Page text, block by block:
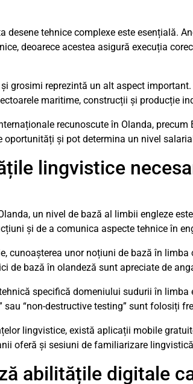
desene tehnice complexe este esențială.
deoarece acestea asigură execuția
grosimi reprezintă un alt aspect
maritime, construcții și producție
recunoscute în Olanda,
oportunități și pot determina un nivel
lingvistice
un nivel de bază al limbii engleze
și de a comunica aspecte tehnice în
cunoașterea unor noțiuni de bază în
de bază în olandeză sunt apreciate de
specifică domeniului sudurii în limba
sau “non-destructive testing” sunt folosiți
lingvistice, există aplicații mobile
oferă și sesiuni de familiarizare
abilitățile digitale